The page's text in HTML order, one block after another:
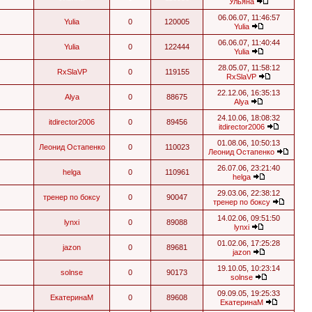
Yulia 0 120005
06.06.07, 11:46:57
Yulia
Yulia 0 122444
06.06.07, 11:40:44
Yulia
RxSlaVP 0 119155
28.05.07, 11:58:12
RxSlaVP
Alya 0 88675
22.12.06, 16:35:13
Alya
itdirector2006 0 89456
24.10.06, 18:08:32
itdirector2006
Леонид Остапенко 0 110023
01.08.06, 10:50:13
Леонид Остапенко
helga 0 110961
26.07.06, 23:21:40
helga
тренер по боксу 0 90047
29.03.06, 22:38:12
тренер по боксу
lynxi 0 89088
14.02.06, 09:51:50
lynxi
jazon 0 89681
01.02.06, 17:25:28
jazon
solnse 0 90173
19.10.05, 10:23:14
solnse
ЕкатеринаМ 0 89608
09.09.05, 19:25:33
ЕкатеринаМ